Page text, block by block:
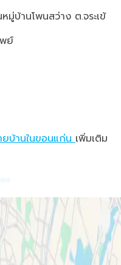
บ้านโพนสว่าง ต.จระเข้
พย์
ยบ้านในขอนแก่นเพิ่มเติม